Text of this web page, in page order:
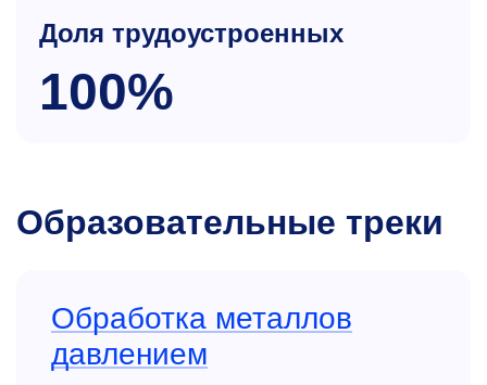
Доля трудоустроенных
100%
Образовательные треки
Обработка металлов
давлением